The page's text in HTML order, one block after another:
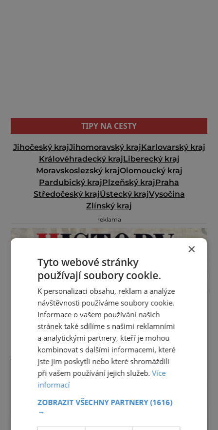
TIPY NA CESTY
Jihočeský krajJihomoravský krajKarlovarský kraj
Královéhradecký krajLiberecký kraj
Moravskoslezský krajOlomoucký kraj
Pardubický krajPlzeňský krajPraha
Středočeský krajÚstecký krajVysočina
Zlínský kraj
reklama
×
Tyto webové stránky
používají soubory cookie.
K personalizaci obsahu, reklam a analýze
návštěvnosti používáme soubory cookie.
Informace o vašem používání našich
stránek také sdílíme s našimi reklamními
a analytickými partnery, kteří je mohou
kombinovat s dalšími informacemi, které
jste jim poskytli nebo které shromáždili
při vašem používání jejich služeb.Více
informací
ZOBRAZIT VŠECHNY PARTNERY(1616)
→